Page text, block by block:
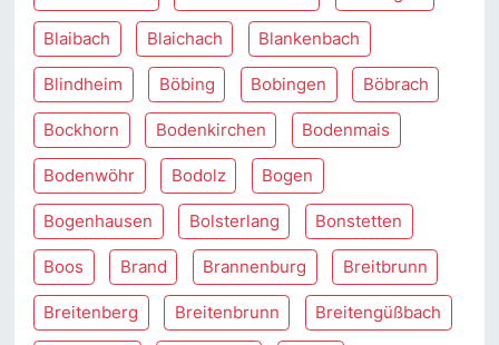
Blaibach Blaichach Blankenbach
Blindheim Böbing Bobingen Böbrach
Bockhorn Bodenkirchen Bodenmais
Bodenwöhr Bodolz Bogen
Bogenhausen Bolsterlang Bonstetten
Boos Brand Brannenburg Breitbrunn
Breitenberg Breitenbrunn Breitengüßbach